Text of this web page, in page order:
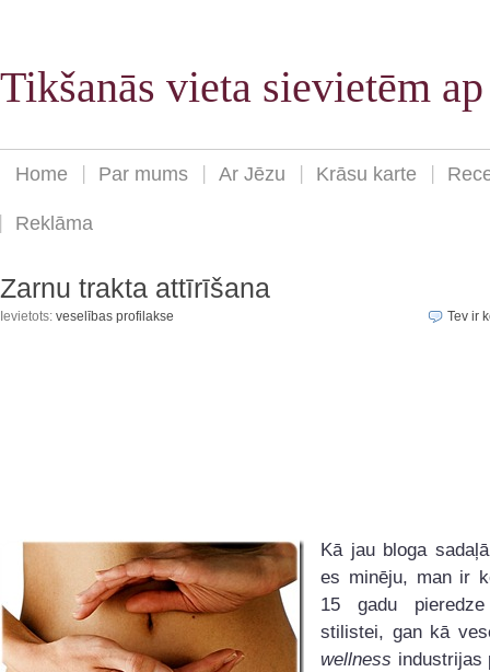
Tikšanās vieta sievietēm
Home Par mums Ar Jēzu Krāsu karte
Reklāma
Zarnu trakta attīrīšana
Ievietots: veselības profilakse Tev ir
Kā jau bloga
es minēju, man ir
15 gadu
stilistei, gan kā
wellness industrijas